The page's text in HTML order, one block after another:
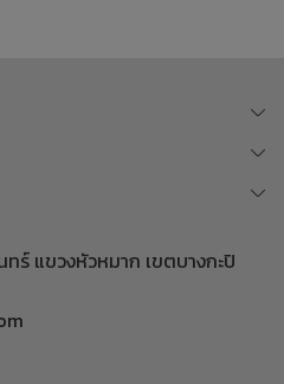
ร์ แขวงหัวหมาก เขตบางกะปิ